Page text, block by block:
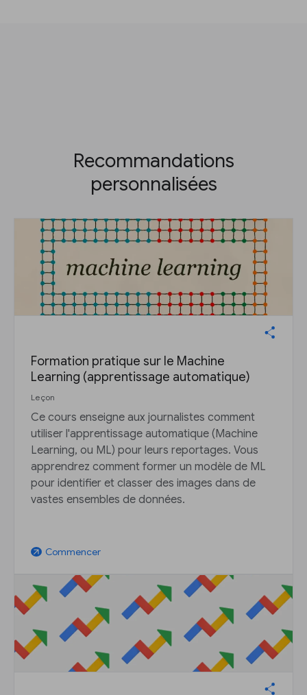
Recommandations
personnalisées
Formation pratique sur le Machine
Learning (apprentissage automatique)
Leçon
Ce cours enseigne aux journalistes comment
utiliser l'apprentissage automatique (Machine
Learning, ou ML) pour leurs reportages. Vous
apprendrez comment former un modèle de ML
pour identifier et classer des images dans de
vastes ensembles de données.
arrow_outward Commencer